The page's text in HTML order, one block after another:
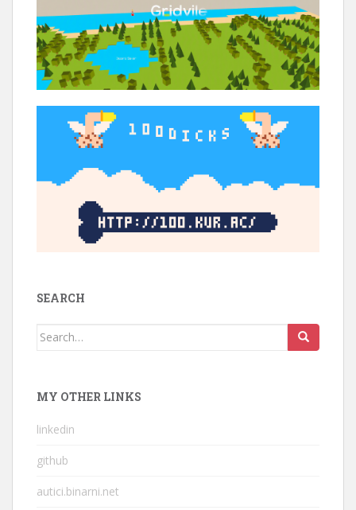
SEARCH
Search
MY OTHER LINKS
linkedin
github
autici.binarni.net